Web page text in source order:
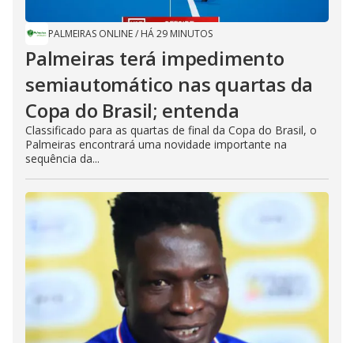
PALMEIRAS ONLINE/ HÁ 29 MINUTOS
Palmeiras terá impedimento
semiautomático nas quartas da
Copa do Brasil; entenda
Classificado para as quartas de final da Copa do Brasil, o
Palmeiras encontrará uma novidade importante na
sequência da...